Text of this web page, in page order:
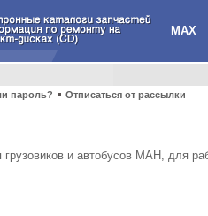
MAX
пароль? Отписаться от рассылки
и автобусов МАН, для